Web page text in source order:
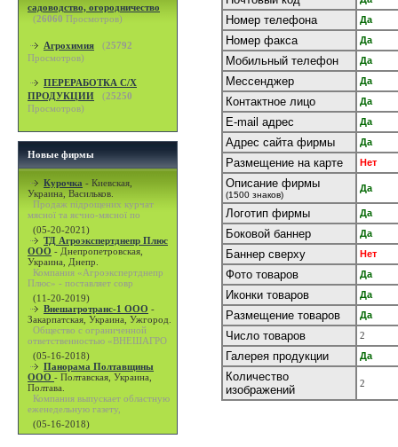
садоводство, огородничество
(26060 Просмотров)
Агрохимия (25792
Просмотров)
ПЕРЕРАБОТКА С/Х
ПРОДУКЦИИ
(25250
Просмотров)
Новые фирмы
Курочка - Киевская,
Украина, Васильков.
Продаж підрощених курчат
мясної та яєчно-мясної по
(05-20-2021)
ТД Агроэкспертднепр Плюс
ООО - Днепропетровская,
Украина, Днепр.
Компания «Агроэкспертднепр
Плюс» - поставляет совр
(11-20-2019)
Внешагротранс-1 ООО -
Закарпатская, Украина, Ужгород.
Общество с ограниченной
ответственностью «ВНЕШАГРО
(05-16-2018)
Панорама Полтавщины
ООО - Полтавская, Украина,
Полтава.
Компания выпускает областную
еженедельную газету,
(05-16-2018)
Номер телефона Да
Номер факса Да
Мобильный телефон Да
Мессенджер Да
Контактное лицо Да
E-mail адрес Да
Адрес сайта фирмы Да
Размещение на карте Нет
Описание фирмы
(1500 знаков)
Да
Логотип фирмы Да
Боковой баннер Да
Баннер сверху Нет
Фото товаров Да
Иконки товаров Да
Размещение товаров Да
Число товаров 2
Галерея продукции Да
Количество
изображений
2